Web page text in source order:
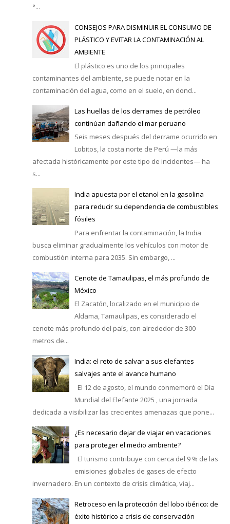
°...
CONSEJOS PARA DISMINUIR EL CONSUMO DE
PLÁSTICO Y EVITAR LA CONTAMINACIÓN AL
AMBIENTE
El plástico es uno de los principales
contaminantes del ambiente, se puede notar en la
contaminación del agua, como en el suelo, en dond...
Las huellas de los derrames de petróleo
continúan dañando el mar peruano
Seis meses después del derrame ocurrido en
Lobitos, la costa norte de Perú —la más
afectada históricamente por este tipo de incidentes— ha
s...
India apuesta por el etanol en la gasolina
para reducir su dependencia de combustibles
fósiles
Para enfrentar la contaminación, la India
busca eliminar gradualmente los vehículos con motor de
combustión interna para 2035. Sin embargo, ...
Cenote de Tamaulipas, el más profundo de
México
El Zacatón, localizado en el municipio de
Aldama, Tamaulipas, es considerado el
cenote más profundo del país, con alrededor de 300
metros de...
India: el reto de salvar a sus elefantes
salvajes ante el avance humano
El 12 de agosto, el mundo conmemoró el Día
Mundial del Elefante 2025 , una jornada
dedicada a visibilizar las crecientes amenazas que pone...
¿Es necesario dejar de viajar en vacaciones
para proteger el medio ambiente?
El turismo contribuye con cerca del 9 % de las
emisiones globales de gases de efecto
invernadero. En un contexto de crisis climática, viaj...
Retroceso en la protección del lobo ibérico: de
éxito histórico a crisis de conservación